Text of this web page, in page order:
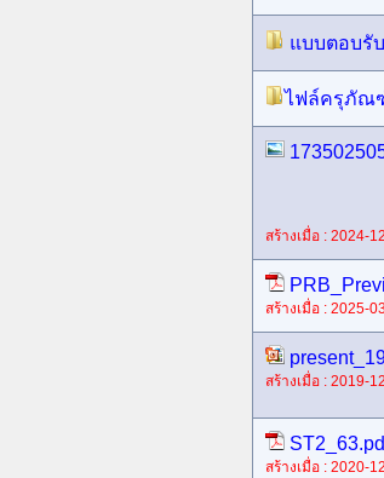
แบบตอบรั
ไฟล์ครุภัณ
สร้างเมื่อ : 2024-
สร้างเมื่อ : 2025-
สร้างเมื่อ : 2019-
สร้างเมื่อ : 2020-